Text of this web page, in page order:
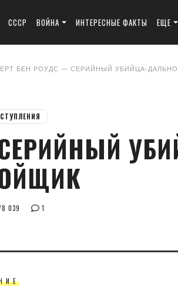
СССР ВОЙНА ИНТЕРЕСНЫЕ ФАКТЫ ЕЩЕ
БЕН РОУДС — СЕРИЙНЫЙ УБИЙЦА-
039 1